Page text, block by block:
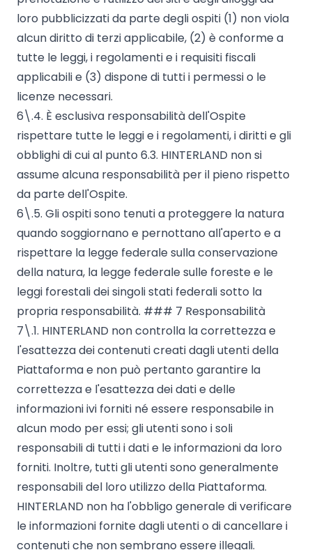
loro pubblicizzati da parte degli ospiti (1) non viola
alcun diritto di terzi applicabile, (2) è conforme a
tutte le leggi, i regolamenti e i requisiti fiscali
applicabili e (3) dispone di tutti i permessi o le
licenze necessari.
6\.4. È esclusiva responsabilità dell'Ospite
rispettare tutte le leggi e i regolamenti, i diritti e gli
obblighi di cui al punto 6.3. HINTERLAND non si
assume alcuna responsabilità per il pieno rispetto
da parte dell'Ospite.
6\.5. Gli ospiti sono tenuti a proteggere la natura
quando soggiornano e pernottano all'aperto e a
rispettare la legge federale sulla conservazione
della natura, la legge federale sulle foreste e le
leggi forestali dei singoli stati federali sotto la
propria responsabilità. ### 7 Responsabilità
7\.1. HINTERLAND non controlla la correttezza e
l'esattezza dei contenuti creati dagli utenti della
Piattaforma e non può pertanto garantire la
correttezza e l'esattezza dei dati e delle
informazioni ivi forniti né essere responsabile in
alcun modo per essi; gli utenti sono i soli
responsabili di tutti i dati e le informazioni da loro
forniti. Inoltre, tutti gli utenti sono generalmente
responsabili del loro utilizzo della Piattaforma.
HINTERLAND non ha l'obbligo generale di verificare
le informazioni fornite dagli utenti o di cancellare i
contenuti che non sembrano essere illegali.